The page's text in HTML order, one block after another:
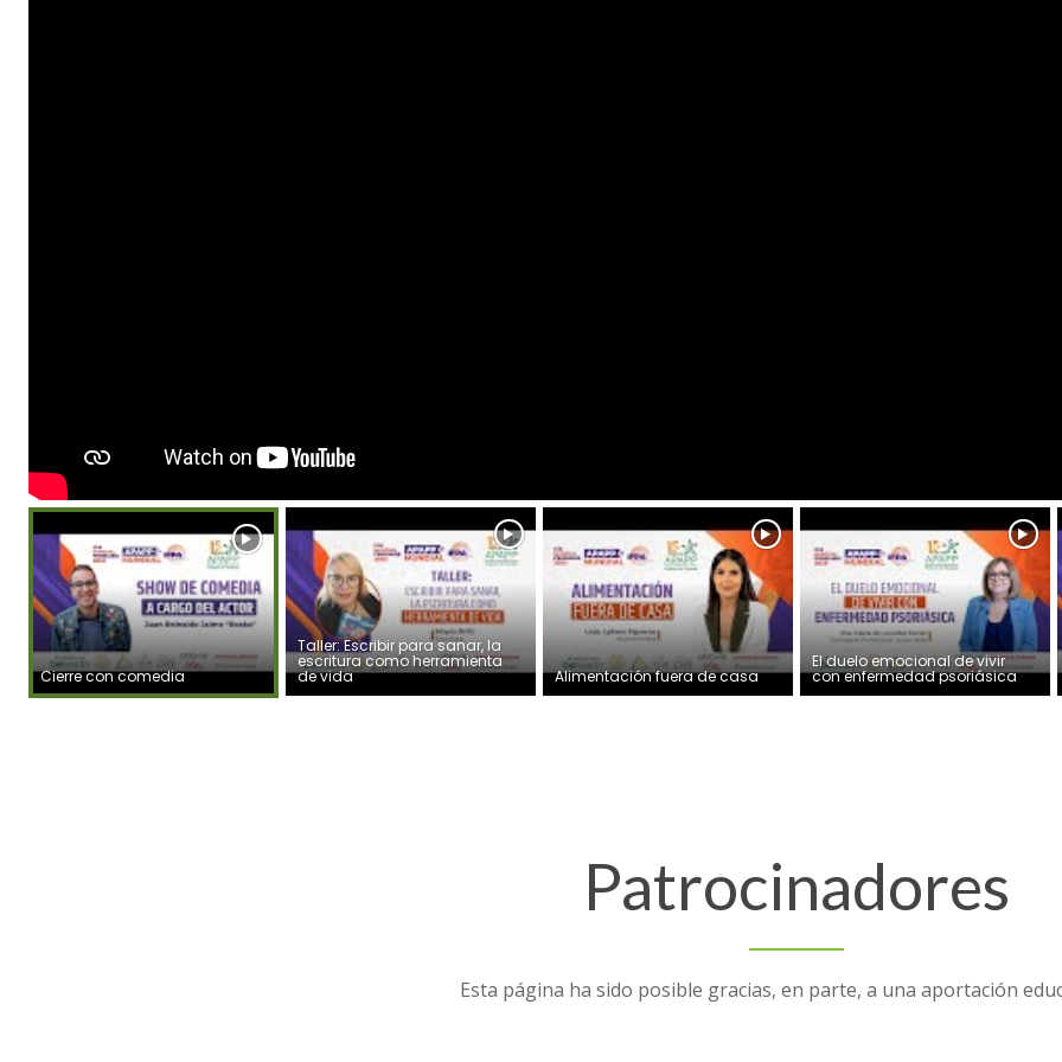
Cierre con comedia
Taller: Escribir para sanar, la
escritura como herramienta
de vida Alimentación fuera de casa
El duelo emocional de vivir
con enfermedad psoriásica
Patrocinadores
Esta página ha sido posible gracias, en parte, a una aportación